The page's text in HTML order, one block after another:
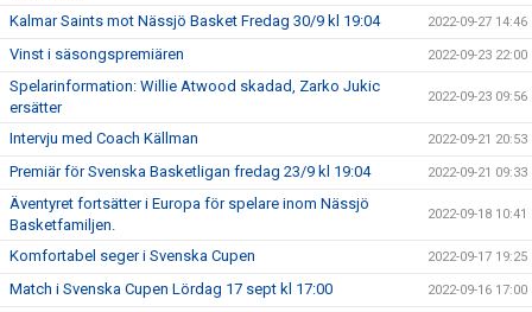
Kalmar Saints mot Nässjö Basket Fredag 30/9 kl 19:04 2022-09-27 14:46
Vinst i säsongspremiären 2022-09-23 22:00
Spelarinformation: Willie Atwood skadad, Zarko Jukic
ersätter
2022-09-23 09:56
Intervju med Coach Källman 2022-09-21 20:53
Premiär för Svenska Basketligan fredag 23/9 kl 19:04 2022-09-21 09:33
Äventyret fortsätter i Europa för spelare inom Nässjö
Basketfamiljen.
2022-09-18 10:41
Komfortabel seger i Svenska Cupen 2022-09-17 19:25
Match i Svenska Cupen Lördag 17 sept kl 17:00 2022-09-16 17:00